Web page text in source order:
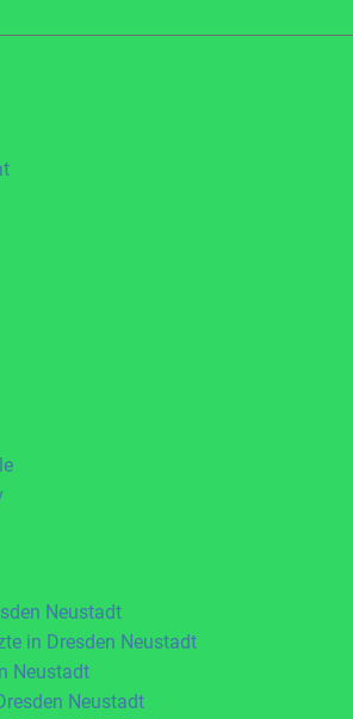
Neustadt
in Dresden Neustadt
Neustadt
Neustadt